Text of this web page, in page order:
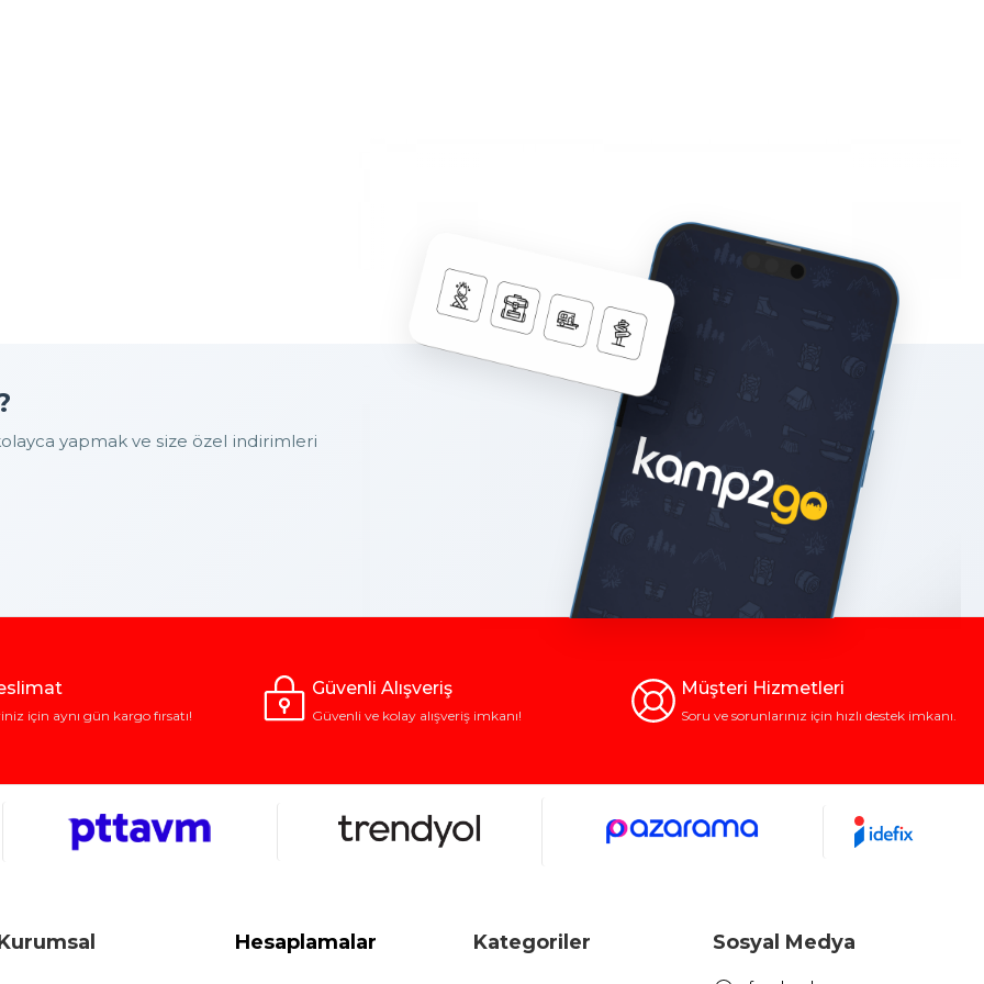
yapmak ve size özel indirimleri
için aynı gün kargo fırsatı!
Güvenli Alışveriş
Güvenli ve kolay alışveriş imkanı!
Müşteri Hizmetleri
Soru ve sorunlarınız için hızlı destek imkanı.
Hesaplamalar Kategoriler Sosyal Medya